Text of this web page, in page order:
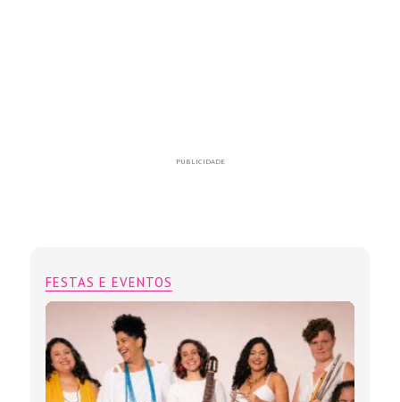
PUBLICIDADE
FESTAS E EVENTOS